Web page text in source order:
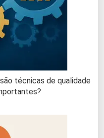
técnicas de qualidade